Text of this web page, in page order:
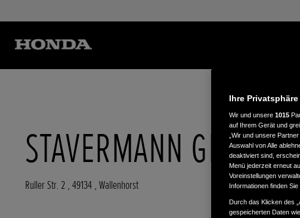
STAVERMANN GMBH
Ruller Str. 2 , 49134 , Wallenhorst
Ihre
Wir und unsere 1015
auf Ihrem Gerät und
„Wir und unsere
Auswahl von Alle
deaktiviert sind,
Menü jederzeit erneut
Voreinstellungen
Informationen finden
Durch das Klicken des
gespeicherten Daten